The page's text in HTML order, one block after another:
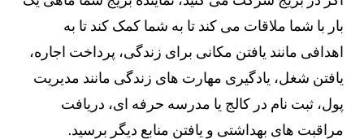
بار با شما ملاقات می کند تا به شما کمک کند تا به
اهدافی مانند یافتن مکانی برای زندگی، پرداخت اجاره،
یافتن شغل، یادگیری مهارت های زندگی مانند مدیریت
پول، ثبت نام در کالج یا مدرسه حرفه ای، دریافت
مراقبت های بهداشتی و یافتن منابع دیگر برسید.